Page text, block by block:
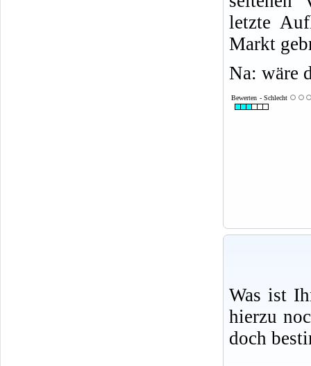
letzte
Markt
Na: wäre
Bewerten - Schlecht
Was ist
hierzu
doch